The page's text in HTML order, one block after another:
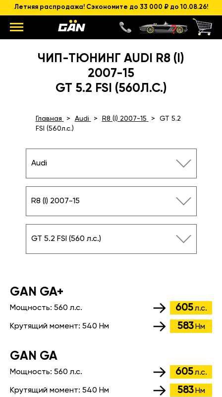
Летняя распродажа! Сэкономите до 33 000 ₽ до 10.08.26!
ЧИП-ТЮНИНГ AUDI R8 (I)
2007-15
GT 5.2 FSI (560Л.С.)
Главная Audi R8 (I) 2007-15
GT 5.2
FSI (560л.с.)
Audi
R8 (I) 2007-15
GT 5.2 FSI (560 л.с.)
GАN GA+
Мощность: 560 л.с. 605 л.с.
Крутящий момент: 540 Нм 583 Нм
GАN GA
Мощность: 560 л.с. 605 л.с.
Крутящий момент: 540 Нм 583 Нм